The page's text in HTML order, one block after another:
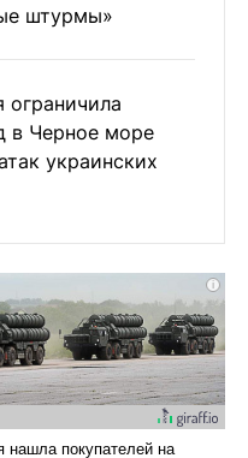
штурмы»
ограничила
в Черное море
украинских